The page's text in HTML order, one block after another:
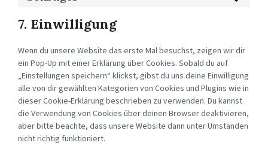
TWITTER
7. Einwilligung
Wenn du unsere Website das erste Mal besuchst, zeigen wir dir
ein Pop-Up mit einer Erklärung über Cookies. Sobald du auf
„Einstellungen speichern“ klickst, gibst du uns deine Einwilligung
alle von dir gewählten Kategorien von Cookies und Plugins wie in
dieser Cookie-Erklärung beschrieben zu verwenden. Du kannst
die Verwendung von Cookies über deinen Browser deaktivieren,
aber bitte beachte, dass unsere Website dann unter Umständen
nicht richtig funktioniert.